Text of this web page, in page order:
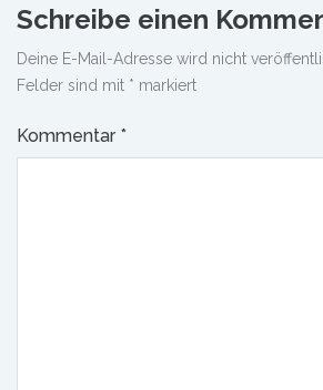
Schreibe einen
Deine E-Mail-Adresse wird nicht
Felder sind mit * markiert
Kommentar *